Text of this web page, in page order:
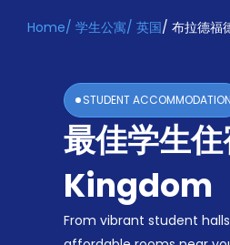
Home ZH GBP
入
Booking
Accommodation
Home/ 学生公寓/ 英国/ 布拉德福
STUDENT ACCOMMODATION
最佳学生
Kingdom
From vibrant student